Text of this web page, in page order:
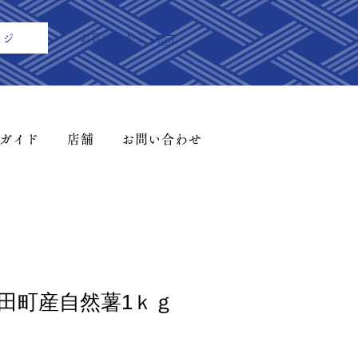
​お買い物かご
イド 店舗 お問い合わせ
町産自然薯1ｋｇ